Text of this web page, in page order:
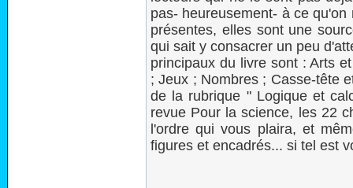
pas- heureusement- à ce
présentes, elles sont une
qui sait y consacrer un peu
principaux du livre sont : Arts
; Jeux ; Nombres ; Casse-tête
de la rubrique " Logique et
revue Pour la science, les 22
l'ordre qui vous plaira, et
figures et encadrés... si tel est